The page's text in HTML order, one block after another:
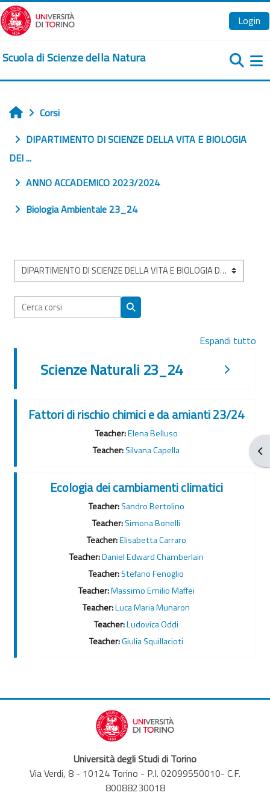
Vai al contenuto principale
Login
Scuola di Scienze della Natura
Home
Corsi
DIPARTIMENTO DI SCIENZE DELLA VITA E BIOLOGIA
DEI ...
ANNO ACCADEMICO 2023/2024
Biologia Ambientale 23_24
Categorie di corso
Cerca corsi
Cerca corsi
Espandi tutto
Scienze Naturali 23_24
Fattori di rischio chimici e da amianti 23/24
Teacher:Elena Belluso
Teacher:Silvana Capella
Ecologia dei cambiamenti climatici
Teacher:Sandro Bertolino
Teacher:Simona Bonelli
Teacher:Elisabetta Carraro
Teacher:Daniel Edward Chamberlain
Teacher:Stefano Fenoglio
Teacher:Massimo Emilio Maffei
Teacher:Luca Maria Munaron
Teacher:Ludovica Oddi
Teacher:Giulia Squillacioti
Università degli Studi di Torino
Via Verdi, 8 - 10124 Torino - P.I. 02099550010- C.F.
80088230018